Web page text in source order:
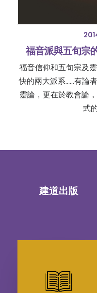
福音派與五旬宗
福音信仰和五旬宗及
快的兩大派系......有論
靈論，更在於教會論
式
建道出版